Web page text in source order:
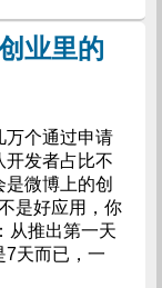
业里的
万个通过申请
开发者占比不
微博上的创
是好应用，你
从推出第一天
7天而已，一